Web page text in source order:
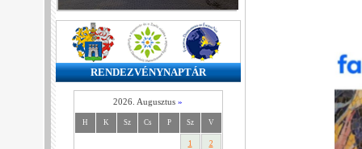
RENDEZVÉNYNAPTÁR
2026. Augusztus »
H K Sz Cs P Sz V
1 2